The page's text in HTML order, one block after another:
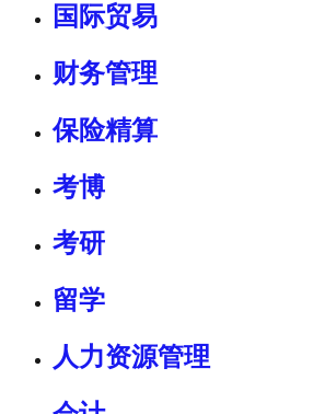
国际贸易
财务管理
保险精算
考博
考研
留学
人力资源管理